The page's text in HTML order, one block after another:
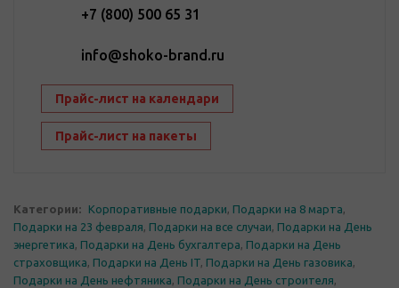
+7 (800) 500 65 31
info@shoko-brand.ru
Прайс-лист на календари
Прайс-лист на пакеты
Категории: Корпоративные подарки, Подарки на 8 марта,
Подарки на 23 февраля, Подарки на все случаи, Подарки на День
энергетика, Подарки на День бухгалтера, Подарки на День
страховщика, Подарки на День IT, Подарки на День газовика,
Подарки на День нефтяника, Подарки на День строителя,